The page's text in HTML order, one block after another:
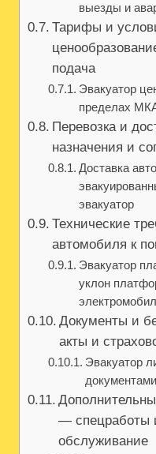
выезды и
Тарифы и
подача
Эвакуатор
пределах
Перевозка и
назначения и
Доставка
эвакуатор
Технические
автомобиля к
Эвакуатор
уклон
Документы и
акты и
Эвакуатор
— спецработы
обслуживание